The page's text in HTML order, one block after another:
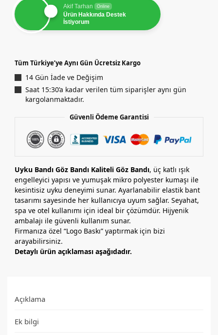
Akif Tarhan Online
Ürün Hakkında Destek
İstiyorum
Tüm Türkiye’ye Aynı Gün Ücretsiz Kargo
14 Gün İade ve Değişim
Saat 15:30’a kadar verilen tüm siparişler aynı gün
kargolanmaktadır.
Güvenli Ödeme Garantisi
Uyku Bandı Göz Bandı Kaliteli Göz Bandı, üç katlı ışık
engelleyici yapısı ve yumuşak mikro polyester kumaşı ile
kesintisiz uyku deneyimi sunar. Ayarlanabilir elastik bant
tasarımı sayesinde her kullanıcıya uyum sağlar. Seyahat,
spa ve otel kullanımı için ideal bir çözümdür. Hijyenik
ambalajı ile güvenli kullanım sunar.
Firmanıza özel “Logo Baskı” yaptırmak için bizi
arayabilirsiniz.
Detaylı ürün açıklaması aşağıdadır.
Açıklama
Ek bilgi